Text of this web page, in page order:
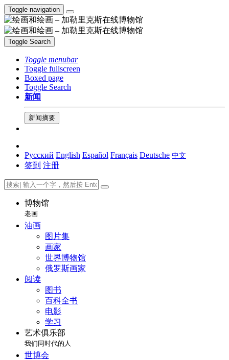
Toggle navigation
Toggle Search
Toggle menubar
Toggle fullscreen
Boxed page
Toggle Search
新闻
新闻摘要
Русский English Español Français Deutsche 中文
签到 注册
博物馆
老画
油画
图片集
画家
世界博物馆
俄罗斯画家
阅读
图书
百科全书
电影
学习
艺术俱乐部
我们同时代的人
世博会